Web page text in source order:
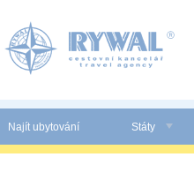
Najít ubytování Státy